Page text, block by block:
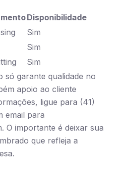
Disponibilidade
Sim
Sim
Sim
só garante qualidade no
apoio ao cliente
ligue para (41)
email para
. O importante é deixar sua
que refleja a